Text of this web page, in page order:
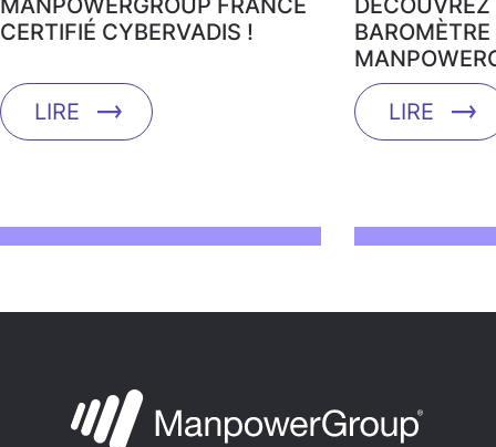
MANPOWERGROUP FRANCE
CERTIFIÉ CYBERVADIS !
LIRE
DÉCOUVREZ
LIRE